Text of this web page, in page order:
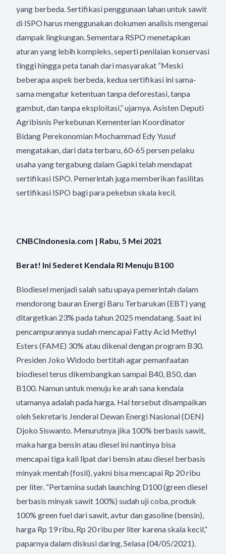
yang berbeda. Sertifikasi penggunaan lahan untuk sawit
di ISPO harus menggunakan dokumen analisis mengenai
dampak lingkungan. Sementara RSPO menetapkan
aturan yang lebih kompleks, seperti penilaian konservasi
tinggi hingga peta tanah dari masyarakat “Meski
beberapa aspek berbeda, kedua sertifikasi ini sama-
sama mengatur ketentuan tanpa deforestasi, tanpa
gambut, dan tanpa eksploitasi,” ujarnya. Asisten Deputi
Agribisnis Perkebunan Kementerian Koordinator
Bidang Perekonomian Mochammad Edy Yusuf
mengatakan, dari data terbaru, 60-65 persen pelaku
usaha yang tergabung dalam Gapki telah mendapat
sertifikasi ISPO. Pemerintah juga memberikan fasilitas
sertifikasi ISPO bagi para pekebun skala kecil.
CNBCIndonesia.com | Rabu, 5 Mei 2021
Berat! Ini Sederet Kendala RI Menuju B100
Biodiesel menjadi salah satu upaya pemerintah dalam
mendorong bauran Energi Baru Terbarukan (EBT) yang
ditargetkan 23% pada tahun 2025 mendatang. Saat ini
pencampurannya sudah mencapai Fatty Acid Methyl
Esters (FAME) 30% atau dikenal dengan program B30.
Presiden Joko Widodo bertitah agar pemanfaatan
biodiesel terus dikembangkan sampai B40, B50, dan
B100. Namun untuk menuju ke arah sana kendala
utamanya adalah pada harga. Hal tersebut disampaikan
oleh Sekretaris Jenderal Dewan Energi Nasional (DEN)
Djoko Siswanto. Menurutnya jika 100% berbasis sawit,
maka harga bensin atau diesel ini nantinya bisa
mencapai tiga kali lipat dari bensin atau diesel berbasis
minyak mentah (fosil), yakni bisa mencapai Rp 20 ribu
per liter. “Pertamina sudah launching D100 (green diesel
berbasis minyak sawit 100%) sudah uji coba, produk
100% green fuel dari sawit, avtur dan gasoline (bensin),
harga Rp 19 ribu, Rp 20 ribu per liter karena skala kecil,”
paparnya dalam diskusi daring, Selasa (04/05/2021).